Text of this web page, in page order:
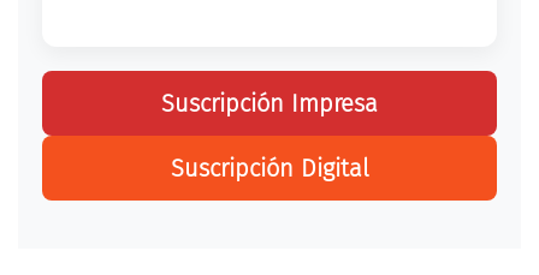
Suscripción Impresa
Suscripción Digital